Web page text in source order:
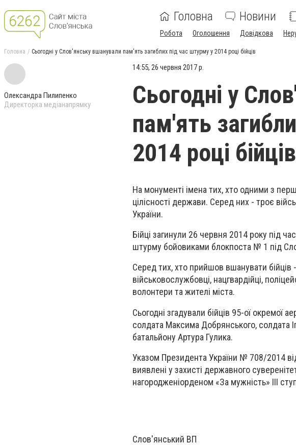
Головна Новини
Робота Оголошення Довідкова
Головна Сьогодні у Слов'янську вшанували пам'ять загиблих під час штурму у 2014 році бійців
Олександра Пилипенко
Директорка медіанапрямку
14:55, 26 червня 2017 р.
Сьогодні у
пам'ять
2014 році бійців
На монументі імена тих, хто одними з
цілісності держави. Серед них - троє
України.
Бійці загинули 26 червня 2014 року під
штурму бойовиками блокпоста № 1 під
Серед тих, хто прийшов вшанувати бійців
військовослужбовці, нацгвардійці,
волонтери та жителі міста.
Сьогодні згадували бійців 95-ої окремої
солдата Максима Добрянського, солдата
батальйону Артура Гулика.
Указом Президента України № 708/2014
виявлені у захисті державного
нагородженіорденом «За мужність» III
Слов'янський ВП